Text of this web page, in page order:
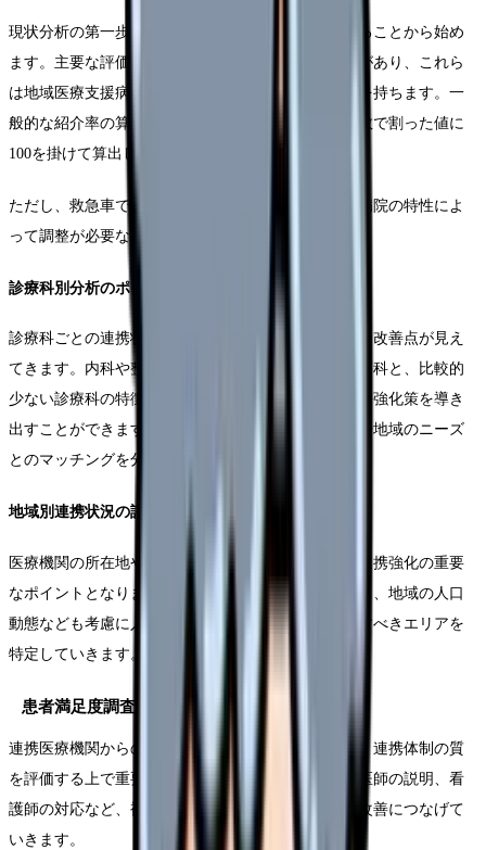
現状分析の第一歩として、連携実績を数値で把握することから始め
ます。主要な評価指標には紹介率・逆紹介率の推移があり、これら
は地域医療支援病院の承認要件としても重要な意味を持ちます。一
般的な紹介率の算出方法は、紹介患者数を初診患者数で割った値に
100を掛けて算出します。
ただし、救急車で搬送された患者さんの扱いなど、病院の特性によ
って調整が必要な場合もあります。
診療科別分析のポイント
診療科ごとの連携状況を把握することで、より詳細な改善点が見え
てきます。内科や整形外科など、紹介患者の多い診療科と、比較的
少ない診療科の特徴を比較することで、効果的な連携強化策を導き
出すことができます。特に各診療科の医師の専門性や地域のニーズ
とのマッチングを分析することが重要です。
地域別連携状況の評価
医療機関の所在地や患者の居住地域による分析も、連携強化の重要
なポイントとなります。地理的な条件や交通アクセス、地域の人口
動態なども考慮に入れながら、重点的にアプローチすべきエリアを
特定していきます。
患者満足度調査の活用
連携医療機関からの紹介患者に対する満足度調査は、連携体制の質
を評価する上で重要な指標となります。待ち時間、医師の説明、看
護師の対応など、複数の観点から満足度を測定し、改善につなげて
いきます。